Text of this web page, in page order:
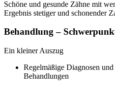
Schöne und gesunde Zähne mit
Ergebnis stetiger und schonender
Behandlung –
Ein kleiner Auszug
Regelmäßige Diagnosen
Behandlungen